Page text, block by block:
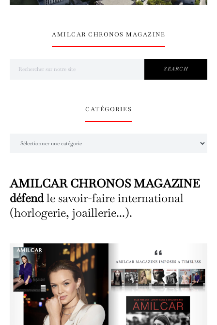
AMILCAR CHRONOS MAGAZINE
SEARCH
CATÉGORIES
AMILCAR CHRONOS MAGAZINE
défendle savoir-faire international
(horlogerie, joaillerie...).